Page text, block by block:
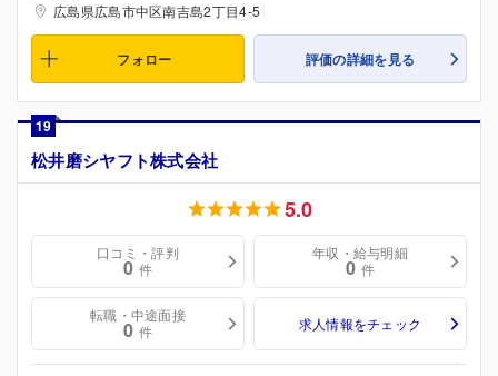
広島県広島市中区南吉島2丁目4-5
フォロー 評価の詳細を見る
19
松井磨シヤフト株式会社
5.0
口コミ・評判
0 件
年収・給与明細
0 件
転職・中途面接
0 件 求人情報をチェック